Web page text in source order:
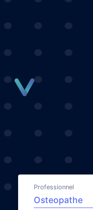
Professionnel